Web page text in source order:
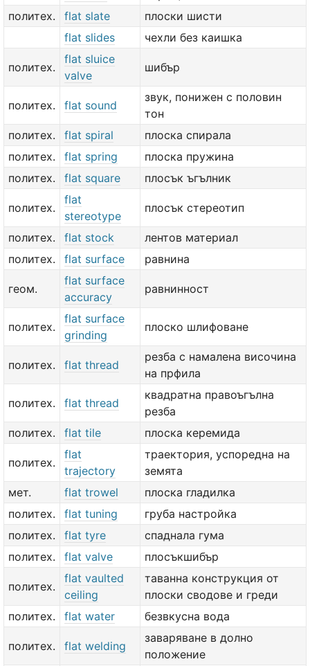
политех.
flat slate
плоски шисти
flat slides
чехли без каишка
политех.
flat sluice
valve
шибър
политех. flat sound
звук, понижен с половин
тон
политех.
flat spiral
плоска спирала
политех.
flat spring
плоска пружина
политех.
flat square плосък ъгълник
политех.
flat
stereotype
плосък стереотип
политех. flat stock
лентов материал
политех.
flat surface равнина
геом.
flat surface
accuracy
равнинност
политех.
flat surface
grinding
плоско шлифоване
политех. flat thread
резба с намалена височина
на прфила
политех. flat thread
квадратна правоъгълна
резба
политех.
flat tile плоска керемида
политех.
flat
trajectory
траектория, успоредна на
земята
мет.
flat trowel
плоска гладилка
политех.
flat tuning
груба настройка
политех.
flat tyre
спаднала гума
политех.
flat valve плосъкшибър
политех.
flat vaulted
ceiling
таванна конструкция от
плоски сводове и греди
политех.
flat water безвкусна вода
политех. flat welding
заваряване в долно
положение